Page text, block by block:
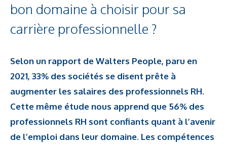
bon domaine à choisir pour sa
carrière professionnelle ?
Selon un rapport de Walters People, paru en
2021, 33% des sociétés se disent prête à
augmenter les salaires des professionnels RH.
Cette même étude nous apprend que 56% des
professionnels RH sont confiants quant à l’avenir
de l’emploi dans leur domaine. Les compétences